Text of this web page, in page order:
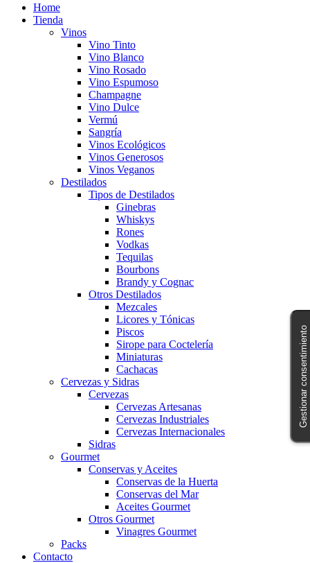
Home
Tienda
Vinos
Vino Tinto
Vino Blanco
Vino Rosado
Vino Espumoso
Champagne
Vino Dulce
Vermú
Sangría
Vinos Ecológicos
Vinos Generosos
Vinos Veganos
Destilados
Tipos de Destilados
Ginebras
Whiskys
Rones
Vodkas
Tequilas
Bourbons
Brandy y Cognac
Otros Destilados
Mezcales
Licores y Tónicas
Piscos
Sirope para Coctelería
Miniaturas
Cachacas
Cervezas y Sidras
Cervezas
Cervezas Artesanas
Cervezas Industriales
Cervezas Internacionales
Sidras
Gourmet
Conservas y Aceites
Conservas de la Huerta
Conservas del Mar
Aceites Gourmet
Otros Gourmet
Vinagres Gourmet
Packs
Contacto
Gestionar consentimiento